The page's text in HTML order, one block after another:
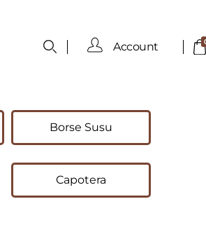
Account
Borse Susu
Capotera